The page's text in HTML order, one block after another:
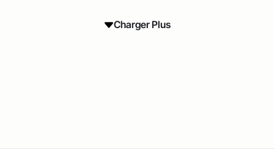
Charger Plus